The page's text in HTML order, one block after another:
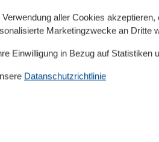
Verwendung aller Cookies
Marketingzwecke an Dritte
Einwilligung in Bezug auf Statistiken
Datanschutzrichtlinie